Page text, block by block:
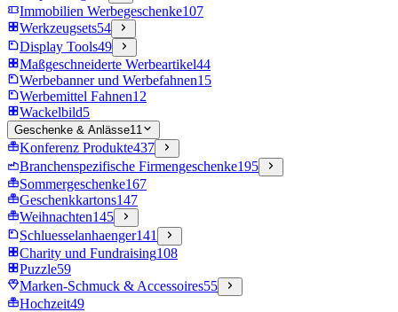
Immobilien Werbegeschenke107
Werkzeugsets54
Display Tools49
Maßgeschneiderte Werbeartikel44
Werbebanner und Werbefahnen15
Werbemittel Fahnen12
Wackelbild5
Geschenke & Anlässe11
Konferenz Produkte437
Branchenspezifische Firmengeschenke195
Sommergeschenke167
Geschenkkartons147
Weihnachten145
Schluesselanhaenger141
Charity und Fundraising108
Puzzle59
Marken-Schmuck & Accessoires55
Hochzeit49